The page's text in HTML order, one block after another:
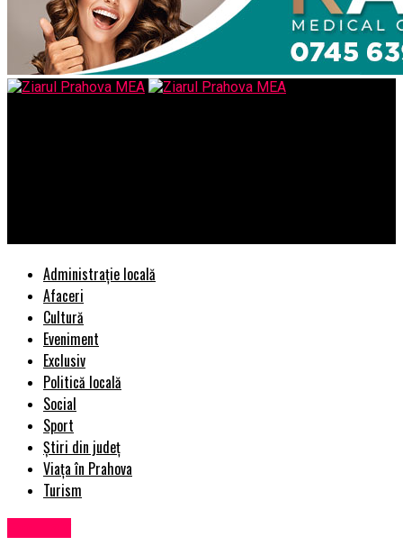
Administrație locală
Afaceri
Cultură
Eveniment
Exclusiv
Politică locală
Social
Sport
Știri din județ
Viața în Prahova
Turism